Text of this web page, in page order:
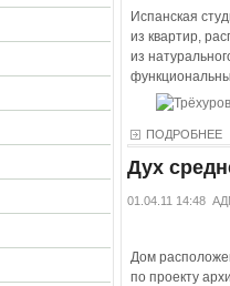
Испанская
из квартир,
из
ПОДРОБНЕЕ
Дух
01.04.11 14:48
Дом
по проекту